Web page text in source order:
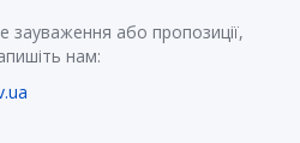
зауваження або пропозиції,
нам: